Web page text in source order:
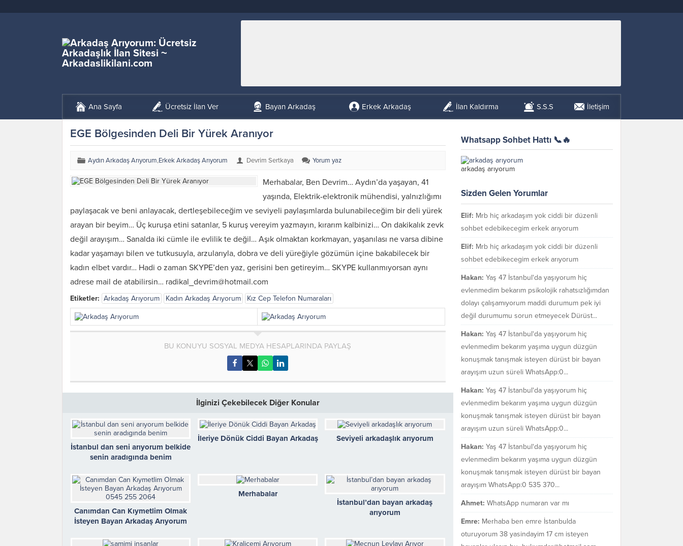
Ana Sayfa Ücretsiz İlan Ver Bayan Arkadaş Erkek Arkadaş İlan Kaldırma S.S.S İletişim
EGE Bölgesinden Deli Bir Yürek Aranıyor
Aydın Arkadaş Arıyorum,Erkek Arkadaş Arıyorum Devrim Sertkaya Yorum yaz
Merhabalar, Ben Devrim… Aydın’da yaşayan, 41
yaşında, Elektrik-elektronik mühendisi, yalnızlığımı
paylaşacak ve beni anlayacak, dertleşebileceğim ve seviyeli paylaşımlarda bulunabileceğim bir deli yürek
arayan bir beyim… Üç kuruşa etini satanlar, 5 kuruş vereyim yazmayın, kırarım kalbinizi… On dakikalık zevk
değil arayışım… Sanalda iki cümle ile evlilik te değil… Aşık olmaktan korkmayan, yaşanılası ne varsa dibine
kadar yaşamayı bilen ve tutkusuyla, arzularıyla, dobra ve deli yüreğiyle gözümün içine bakabilecek bir
kadın elbet vardır… Hadi o zaman SKYPE’den yaz, gerisini ben getireyim… SKYPE kullanmıyorsan aynı
adrese mail de atabilirsin… radikal_devrim@hotmail.com
Etiketler: Arkadaş Arıyorum Kadın Arkadaş Arıyorum Kız Cep Telefon Numaraları
BU KONUYU SOSYAL MEDYA HESAPLARINDA PAYLAŞ
İlginizi Çekebilecek Diğer Konular
İstanbul dan seni arıyorum belkide
senin aradıgında benim
İleriye Dönük Ciddi Bayan Arkadaş Seviyeli arkadaşlık arıyorum
Canımdan Can Kıymetlim Olmak
İsteyen Bayan Arkadaş Arıyorum
Merhabalar
İstanbul’dan bayan arkadaş
arıyorum
Whatsapp Sohbet Hattı 📞🔥
arkadaş arıyorum
Sizden Gelen Yorumlar
Elif: Mrb hiç arkadaşım yok ciddi bir düzenli
sohbet edebikecegim erkek arıyorum
Elif: Mrb hiç arkadaşım yok ciddi bir düzenli
sohbet edebikecegim erkek arıyorum
Hakan: Yaş 47 İstanbul'da yaşıyorum hiç
evlenmedim bekarım psikolojik rahatsızlığımdan
dolayı çalışamıyorum maddi durumum pek iyi
değil durumumu sorun etmeyecek Dürüst...
Hakan: Yaş 47 İstanbul'da yaşıyorum hiç
evlenmedim bekarım yaşıma uygun düzgün
konuşmak tanışmak isteyen dürüst bir bayan
arayışım uzun süreli WhatsApp:0...
Hakan: Yaş 47 İstanbul'da yaşıyorum hiç
evlenmedim bekarım yaşıma uygun düzgün
konuşmak tanışmak isteyen dürüst bir bayan
arayışım uzun süreli WhatsApp:0...
Hakan: Yaş 47 İstanbul'da yaşıyorum hiç
evlenmedim bekarım yaşıma uygun düzgün
konuşmak tanışmak isteyen dürüst bir bayan
arayışım WhatsApp:0 535 370...
Ahmet: WhatsApp numaran var mı
Emre: Merhaba ben emre İstanbulda
oturuyorum 38 yasindayim 17 cm isteyen